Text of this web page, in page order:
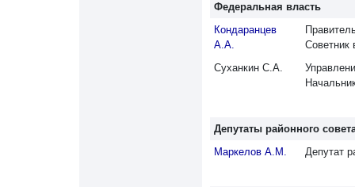
Федеральная власть
Кондаранцев
А.А.
Советник
Суханкин С.А.
Депутаты районного
Маркелов А.М.
Депутат